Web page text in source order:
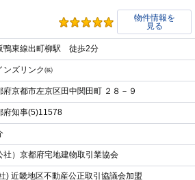
物件情報を
見る
鴨東線出町柳駅 徒歩2分
ンズリンク㈱
府京都市左京区田中関田町 ２８－９
府知事(5)11578
社）京都府宅地建物取引業協会
) 近畿地区不動産公正取引協議会加盟